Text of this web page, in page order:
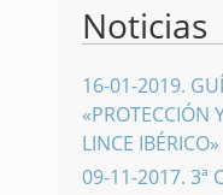
Noticias
16-01-2019.
«PROTECCIÓN
LINCE IBÉRICO»
09-11-2017. 3ª